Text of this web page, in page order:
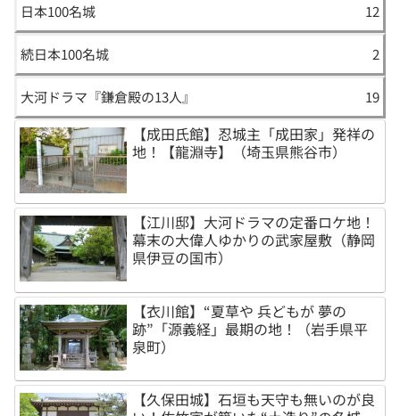
日本100名城 12
続日本100名城 2
大河ドラマ『鎌倉殿の13人』 19
【成田氏館】忍城主「成田家」発祥の
地！【龍淵寺】（埼玉県熊谷市）
【江川邸】大河ドラマの定番ロケ地！
幕末の大偉人ゆかりの武家屋敷（静岡
県伊豆の国市）
【衣川館】“夏草や 兵どもが 夢の
跡”「源義経」最期の地！（岩手県平
泉町）
【久保田城】石垣も天守も無いのが良